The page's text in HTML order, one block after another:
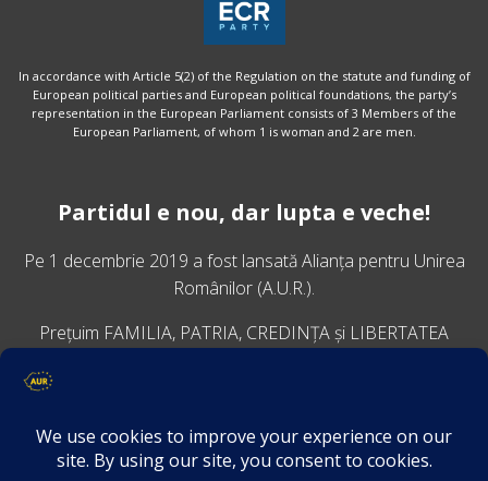
In accordance with Article 5(2) of the Regulation on the statute and funding of
European political parties and European political foundations, the party’s
representation in the European Parliament consists of 3 Members of the
European Parliament, of whom 1 is woman and 2 are men.
Partidul e nou, dar lupta e veche!
Pe 1 decembrie 2019 a fost lansatăAlianța pentru Unirea
Românilor (A.U.R.).
Prețuim FAMILIA, PATRIA, CREDINȚA și LIBERTATEA
VINO ALĂTURI DE NOI